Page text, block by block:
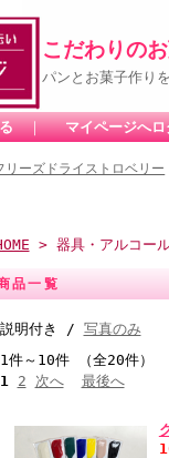
こだわりの
パンとお菓子作り
｜ マイページへロ
リーズドライストロベリー
> 器具・アルコー
品一覧
説明付き / 写真のみ
1件～10件 （全20件）
1
2 次へ 最後へ